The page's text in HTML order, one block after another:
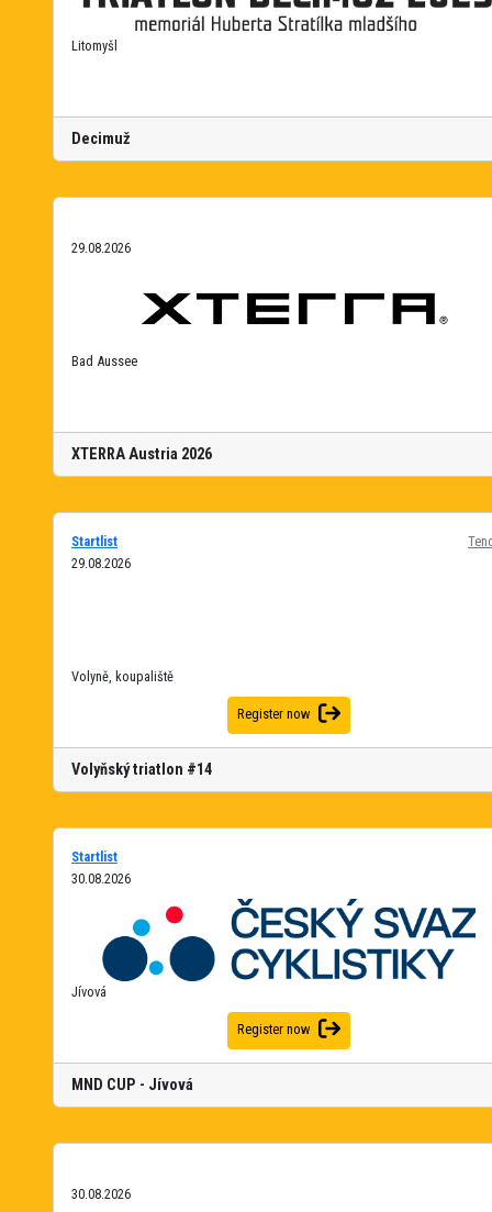
Litomyšl
Decimuž
29.08.2026
Bad Aussee
XTERRA Austria 2026
Startlist
29.08.2026
Volyně, koupaliště
Register now
Volyňský triatlon #14
Startlist
30.08.2026
Jívová
Register now
MND CUP - Jívová
30.08.2026